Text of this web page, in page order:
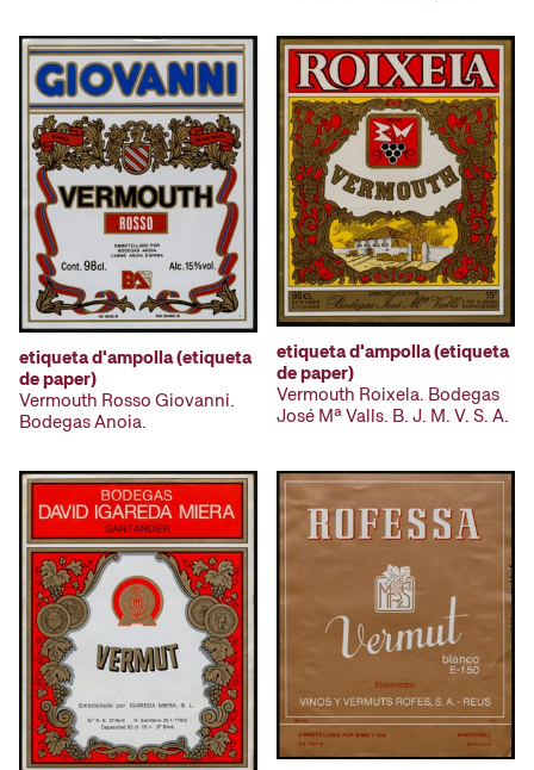
etiqueta d'ampolla (etiqueta
de paper)
Vermouth Rosso Giovanni.
Bodegas Anoia.
etiqueta d'ampolla (etiqueta
de paper)
Vermouth Roixela. Bodegas
José Mª Valls. B. J. M. V. S. A.